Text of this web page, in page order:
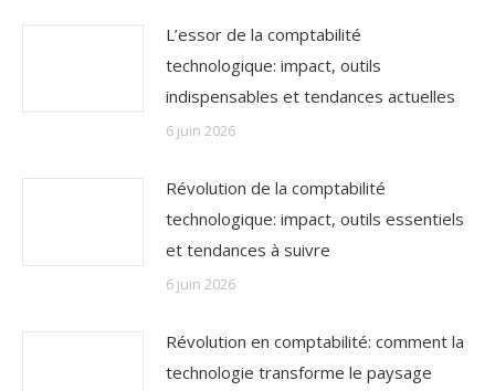
L’essor de la comptabilité
technologique: impact, outils
indispensables et tendances actuelles
6 juin 2026
Révolution de la comptabilité
technologique: impact, outils essentiels
et tendances à suivre
6 juin 2026
Révolution en comptabilité: comment la
technologie transforme le paysage